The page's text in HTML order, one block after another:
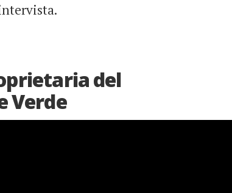
del
Verde